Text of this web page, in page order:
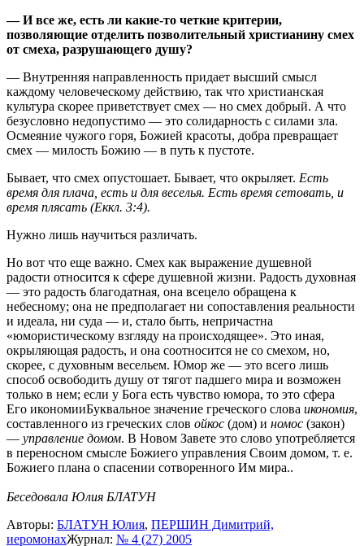
— И все же, есть ли какие-то четкие критерии,
позволяющие отделить позволительный христианину смех
от смеха, разрушающего душу?
— Внутренняя направленность придает высший смысл
каждому человеческому действию, так что христианская
культура скорее приветствует смех — но смех добрый. А что
безусловно недопустимо — это солидарность с силами зла.
Осмеяние чужого горя, Божией красоты, добра превращает
смех — милость Божию — в путь к пустоте.
Бывает, что смех опустошает. Бывает, что окрыляет. Есть
время для плача, есть и для веселья. Есть время сетовать, и
время плясать (Еккл. 3:4).
Нужно лишь научиться различать.
Но вот что еще важно. Смех как выражение душевной
радости относится к сфере душевной жизни. Радость духовная
— это радость благодатная, она всецело обращена к
небесному; она не предполагает ни сопоставления реальности
и идеала, ни суда — и, стало быть, непричастна
«юмористическому взгляду на происходящее». Это иная,
окрыляющая радость, и она соотносится не со смехом, но,
скорее, с духовным весельем. Юмор же — это всего лишь
способ освободить душу от тягот падшего мира и возможен
только в нем; если у Бога есть чувство юмора, то это сфера
Его икономииБуквальное значение греческого слова икономия,
составленного из греческих слов ойкос (дом) и номос (закон)
— управление домом. В Новом Завете это слово употребляется
в переносном смысле Божиего управления Своим домом, т. е.
Божиего плана о спасении сотворенного Им мира..
Беседовала Юлия БЛАТУН
Авторы: БЛАТУН Юлия, ПЕРШИН Димитрий,
иеромонахЖурнал: № 4 (27) 2005